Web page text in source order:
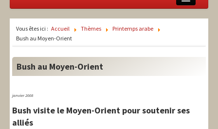
International
Vous êtes ici : Accueil Thèmes
Printemps arabe
Bush au Moyen-Orient
Bush au Moyen-Orient
janvier 2008
Bush visite le Moyen-Orient pour soutenir ses
alliés